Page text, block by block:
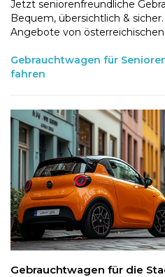
Jetzt seniorenfreundliche
Bequem, übersichtlich &
Angebote von
Gebrauchtwagen für
fahren
Gebrauchtwagen für die